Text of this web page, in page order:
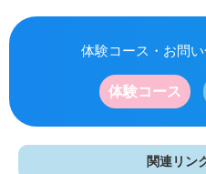
体験コース・お問
体験コース
関連リン